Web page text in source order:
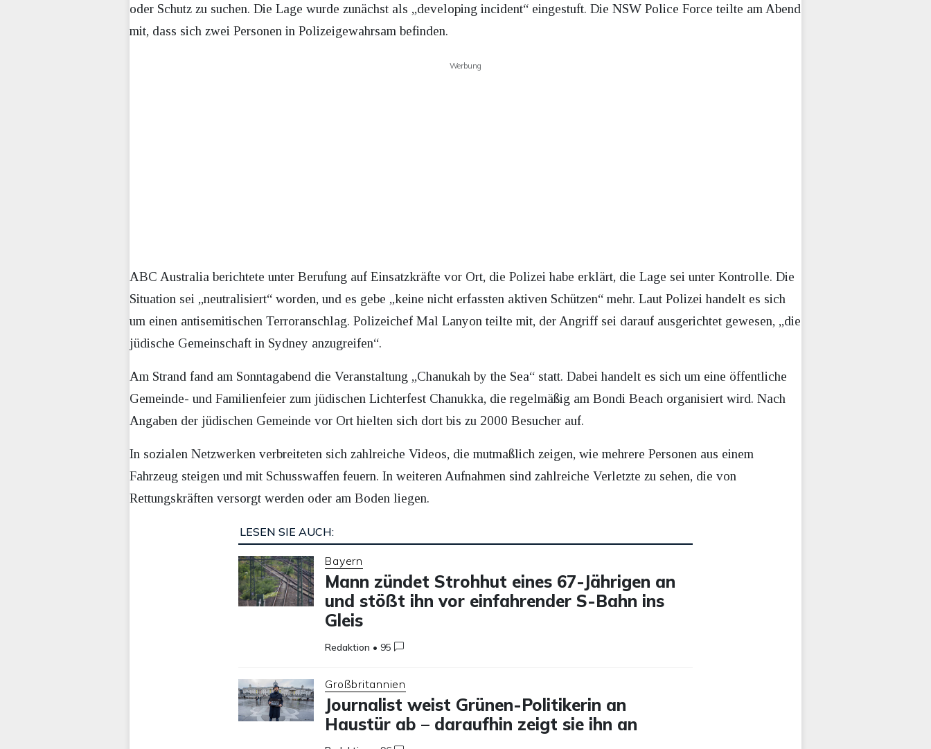
oder Schutz zu suchen. Die Lage wurde zunächst als „developing incident“ eingestuft. Die NSW Police Force teilte am Abend
mit, dass sich zwei Personen in Polizeigewahrsam befinden.
Werbung
ABC Australia berichtete unter Berufung auf Einsatzkräfte vor Ort, die Polizei habe erklärt, die Lage sei unter Kontrolle. Die
Situation sei „neutralisiert“ worden, und es gebe „keine nicht erfassten aktiven Schützen“ mehr. Laut Polizei handelt es sich
um einen antisemitischen Terroranschlag. Polizeichef Mal Lanyon teilte mit, der Angriff sei darauf ausgerichtet gewesen, „die
jüdische Gemeinschaft in Sydney anzugreifen“.
Am Strand fand am Sonntagabend die Veranstaltung „Chanukah by the Sea“ statt. Dabei handelt es sich um eine öffentliche
Gemeinde- und Familienfeier zum jüdischen Lichterfest Chanukka, die regelmäßig am Bondi Beach organisiert wird. Nach
Angaben der jüdischen Gemeinde vor Ort hielten sich dort bis zu 2000 Besucher auf.
In sozialen Netzwerken verbreiteten sich zahlreiche Videos, die mutmaßlich zeigen, wie mehrere Personen aus einem
Fahrzeug steigen und mit Schusswaffen feuern. In weiteren Aufnahmen sind zahlreiche Verletzte zu sehen, die von
Rettungskräften versorgt werden oder am Boden liegen.
LESEN SIE AUCH:
Bayern
Mann zündet Strohhut eines 67-Jährigen an
und stößt ihn vor einfahrender S-Bahn ins
Gleis
Redaktion • 95
Großbritannien
Journalist weist Grünen-Politikerin an
Haustür ab – daraufhin zeigt sie ihn an